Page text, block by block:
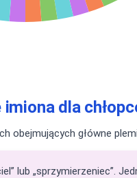
dla
obejmujących główne
lub „sprzymierzeniec”.